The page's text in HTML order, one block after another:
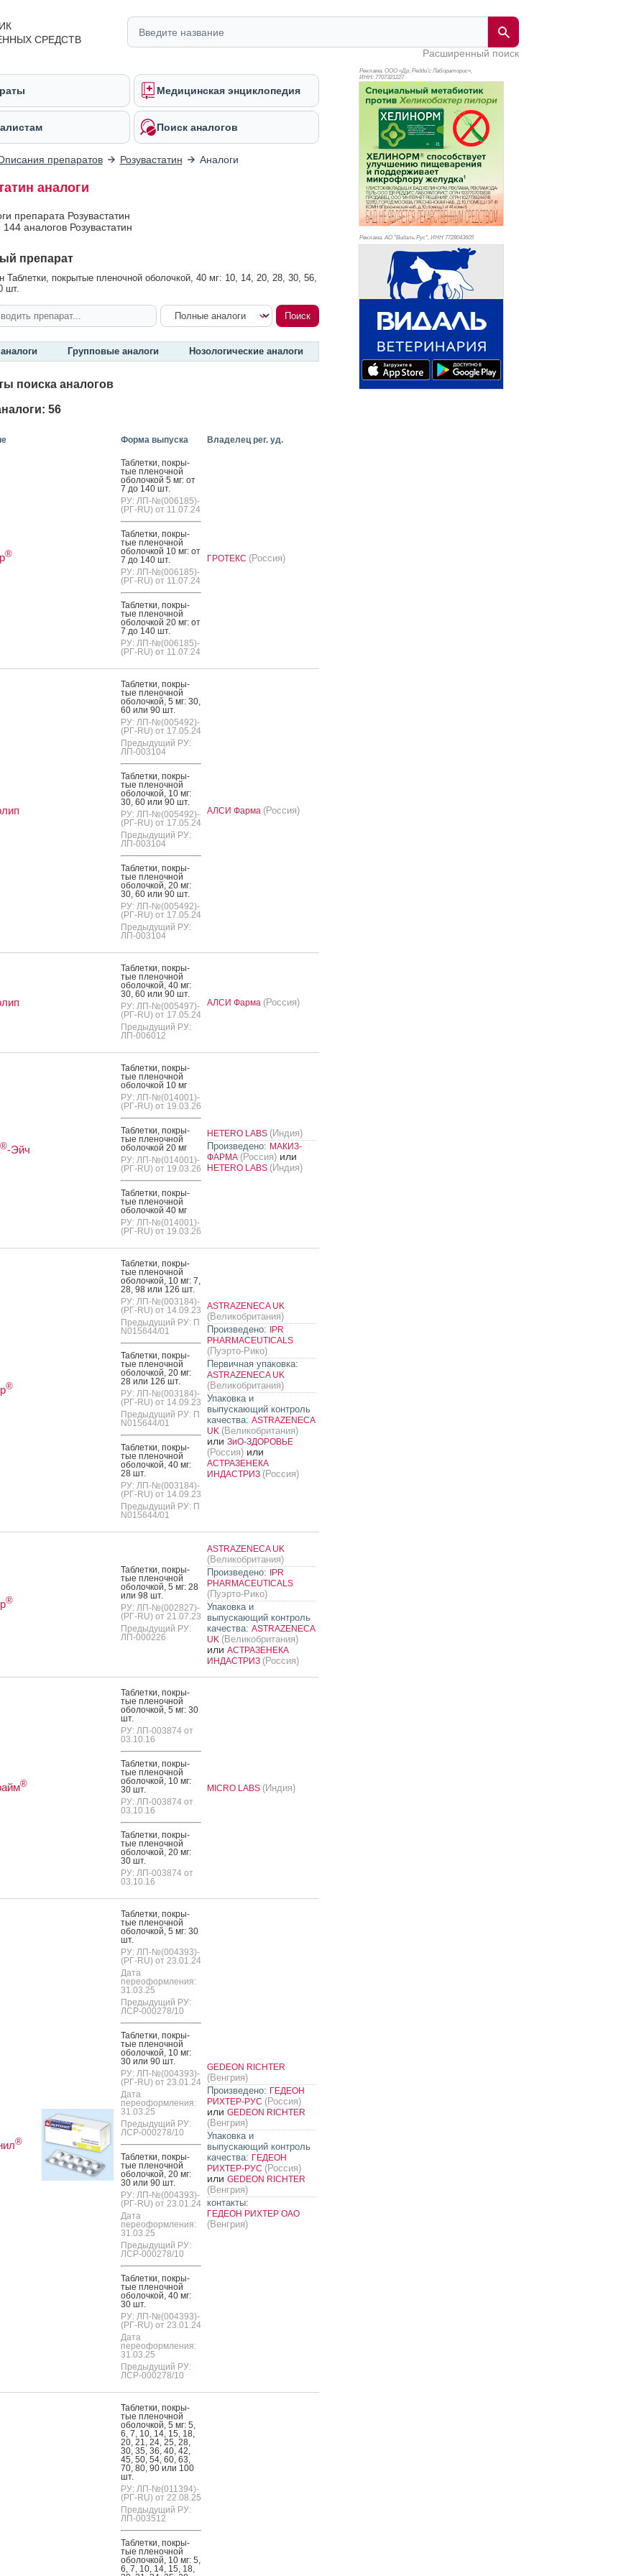
СРЕДСТВ
Расширенный поиск
Медицинская энциклопедия
Поиск аналогов
препаратов Розувастатин Аналоги
аналоги
препарата Розувастатин
аналогов Розувастатин
препарат
Таблетки, покрытые пленочной оболочкой, 40 мг: 10, 14, 20, 28, 30, 56,
шт.
Групповые аналоги Нозологические аналоги
поиска аналогов
56
Форма выпуска Владелец рег. уд.
®
Таб­летки, пок­ры­
тые пле­ноч­ной
обо­лоч­кой 5 мг: от
7 до 140 шт.
РУ: ЛП-№(006185)-
(РГ-RU) от 11.07.24
Таб­летки, пок­ры­
тые пле­ноч­ной
обо­лоч­кой 10 мг: от
7 до 140 шт.
РУ: ЛП-№(006185)-
(РГ-RU) от 11.07.24
Таб­летки, пок­ры­
тые пле­ноч­ной
обо­лоч­кой 20 мг: от
7 до 140 шт.
РУ: ЛП-№(006185)-
(РГ-RU) от 11.07.24
ГРОТЕКС (Россия)
Таб­летки, пок­ры­
тые пле­ноч­ной
обо­лоч­кой, 5 мг: 30,
60 или 90 шт.
РУ: ЛП-№(005492)-
(РГ-RU) от 17.05.24
Предыдущий РУ:
ЛП-003104
Таб­летки, пок­ры­
тые пле­ноч­ной
обо­лоч­кой, 10 мг:
30, 60 или 90 шт.
РУ: ЛП-№(005492)-
(РГ-RU) от 17.05.24
Предыдущий РУ:
ЛП-003104
Таб­летки, пок­ры­
тые пле­ноч­ной
обо­лоч­кой, 20 мг:
30, 60 или 90 шт.
РУ: ЛП-№(005492)-
(РГ-RU) от 17.05.24
Предыдущий РУ:
ЛП-003104
АЛСИ Фарма (Россия)
Таб­летки, пок­ры­
тые пле­ноч­ной
обо­лоч­кой, 40 мг:
30, 60 или 90 шт.
РУ: ЛП-№(005497)-
(РГ-RU) от 17.05.24
Предыдущий РУ:
ЛП-006012
АЛСИ Фарма (Россия)
®-Эйч
Таб­летки, пок­ры­
тые пле­ноч­ной
обо­лоч­кой 10 мг
РУ: ЛП-№(014001)-
(РГ-RU) от 19.03.26
Таб­летки, пок­ры­
тые пле­ноч­ной
обо­лоч­кой 20 мг
РУ: ЛП-№(014001)-
(РГ-RU) от 19.03.26
Таб­летки, пок­ры­
тые пле­ноч­ной
обо­лоч­кой 40 мг
РУ: ЛП-№(014001)-
(РГ-RU) от 19.03.26
HETERO LABS (Индия)
Произведено: МАКИЗ-
ФАРМА (Россия)или
HETERO LABS (Индия)
®
Таб­летки, пок­ры­
тые пле­ноч­ной
обо­лоч­кой, 10 мг: 7,
28, 98 или 126 шт.
РУ: ЛП-№(003184)-
(РГ-RU) от 14.09.23
Предыдущий РУ: П
N015644/01
Таб­летки, пок­ры­
тые пле­ноч­ной
обо­лоч­кой, 20 мг:
28 или 126 шт.
РУ: ЛП-№(003184)-
(РГ-RU) от 14.09.23
Предыдущий РУ: П
N015644/01
Таб­летки, пок­ры­
тые пле­ноч­ной
обо­лоч­кой, 40 мг:
28 шт.
РУ: ЛП-№(003184)-
(РГ-RU) от 14.09.23
Предыдущий РУ: П
N015644/01
ASTRAZENECA UK
(Великобритания)
Произведено: IPR
PHARMACEUTICALS
(Пуэрто-Рико)
Первичная упаковка:
ASTRAZENECA UK
(Великобритания)
Упаковка и
выпускающий контроль
качества: ASTRAZENECA
UK (Великобритания)
или ЗиО-ЗДОРОВЬЕ
(Россия)или
АСТРАЗЕНЕКА
ИНДАСТРИЗ (Россия)
®
Таб­летки, пок­ры­
тые пле­ноч­ной
обо­лоч­кой, 5 мг: 28
или 98 шт.
РУ: ЛП-№(002827)-
(РГ-RU) от 21.07.23
Предыдущий РУ:
ЛП-000226
ASTRAZENECA UK
(Великобритания)
Произведено: IPR
PHARMACEUTICALS
(Пуэрто-Рико)
Упаковка и
выпускающий контроль
качества: ASTRAZENECA
UK (Великобритания)
или АСТРАЗЕНЕКА
ИНДАСТРИЗ (Россия)
®
Таб­летки, пок­ры­
тые пле­ноч­ной
обо­лоч­кой, 5 мг: 30
шт.
РУ: ЛП-003874 от
03.10.16
Таб­летки, пок­ры­
тые пле­ноч­ной
обо­лоч­кой, 10 мг:
30 шт.
РУ: ЛП-003874 от
03.10.16
Таб­летки, пок­ры­
тые пле­ноч­ной
обо­лоч­кой, 20 мг:
30 шт.
РУ: ЛП-003874 от
03.10.16
MICRO LABS (Индия)
®
Таб­летки, пок­ры­
тые пле­ноч­ной
обо­лоч­кой, 5 мг: 30
шт.
РУ: ЛП-№(004393)-
(РГ-RU) от 23.01.24
Дата
переоформления:
31.03.25
Предыдущий РУ:
ЛСР-000278/10
Таб­летки, пок­ры­
тые пле­ноч­ной
обо­лоч­кой, 10 мг:
30 или 90 шт.
РУ: ЛП-№(004393)-
(РГ-RU) от 23.01.24
Дата
переоформления:
31.03.25
Предыдущий РУ:
ЛСР-000278/10
Таб­летки, пок­ры­
тые пле­ноч­ной
обо­лоч­кой, 20 мг:
30 или 90 шт.
РУ: ЛП-№(004393)-
(РГ-RU) от 23.01.24
Дата
переоформления:
31.03.25
Предыдущий РУ:
ЛСР-000278/10
Таб­летки, пок­ры­
тые пле­ноч­ной
обо­лоч­кой, 40 мг:
30 шт.
РУ: ЛП-№(004393)-
(РГ-RU) от 23.01.24
Дата
переоформления:
31.03.25
Предыдущий РУ:
ЛСР-000278/10
GEDEON RICHTER
(Венгрия)
Произведено: ГЕДЕОН
РИХТЕР-РУС (Россия)
или GEDEON RICHTER
(Венгрия)
Упаковка и
выпускающий контроль
качества: ГЕДЕОН
РИХТЕР-РУС (Россия)
или GEDEON RICHTER
(Венгрия)
контакты:
ГЕДЕОН РИХТЕР ОАО
(Венгрия)
Таб­летки, пок­ры­
тые пле­ноч­ной
обо­лоч­кой, 5 мг: 5,
6, 7, 10, 14, 15, 18,
20, 21, 24, 25, 28,
30, 35, 36, 40, 42,
45, 50, 54, 60, 63,
70, 80, 90 или 100
шт.
РУ: ЛП-№(011394)-
(РГ-RU) от 22.08.25
Предыдущий РУ:
ЛП-003512
Таб­летки, пок­ры­
тые пле­ноч­ной
обо­лоч­кой, 10 мг: 5,
6, 7, 10, 14, 15, 18,
Реклама. ООО «Др. Редди’с Лабораторис»,
ИНН: 7707321227
Реклама. АО "Видаль Рус", ИНН 7728043605